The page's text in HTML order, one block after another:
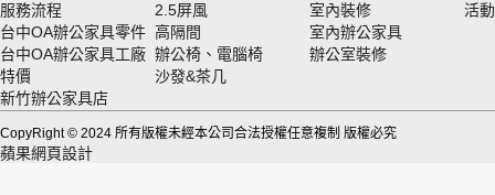
服務流程
台中OA辦公家具零件
台中OA辦公家具工廠
特價
新竹辦公家具店
2.5屏風
高隔間
辦公椅、電腦椅
沙發&茶几
室內裝修
室內辦公家具
辦公室裝修
活動
CopyRight © 2024 所有版權未經本公司合法授權任意複制 版權必究
蘋果網頁設計